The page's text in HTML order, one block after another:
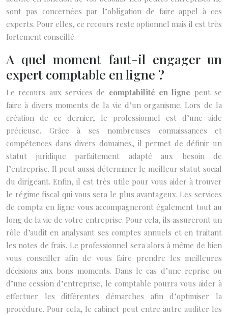
sont pas concernées par l’obligation de faire appel à ces
experts. Pour elles, ce recours reste optionnel mais il est très
fortement conseillé.
A quel moment faut-il engager un
expert comptable en ligne ?
Le recours aux services de comptabilité en ligne peut se
faire à divers moments de la vie d’un organisme. Lors de la
création de ce dernier, le professionnel est d’une aide
précieuse. Grâce à ses nombreuses connaissances et
compétences dans divers domaines, il permet de définir un
statut juridique parfaitement adapté aux besoin de
l’entreprise. Il peut aussi déterminer le meilleur statut social
du dirigeant. Enfin, il est très utile pour vous aider à trouver
le régime fiscal qui vous sera le plus avantageux. Les services
de compta en ligne vous accompagneront également tout au
long de la vie de votre entreprise. Pour cela, ils assureront un
rôle d’audit en analysant ses comptes annuels et en traitant
les notes de frais. Le professionnel sera alors à même de bien
vous conseiller afin de vous faire prendre les meilleures
décisions aux bons moments. Dans le cas d’une reprise ou
d’une cession d’entreprise, le comptable pourra vous aider à
effectuer les différentes démarches afin d’optimiser la
procédure. Pour cela, le cabinet peut entre autre auditer les